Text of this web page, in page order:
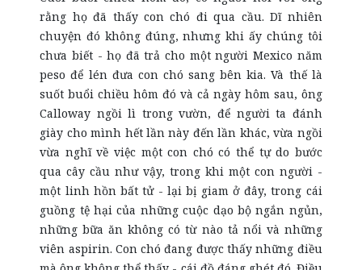
rằng họ đã thấy con chó đi qua cầu. Dĩ nhiên
chuyện đó không đúng, nhưng khi ấy chúng tôi
chưa biết - họ đã trả cho một người Mexico năm
peso để lén đưa con chó sang bên kia. Và thế là
suốt buổi chiều hôm đó và cả ngày hôm sau, ông
Calloway ngồi lì trong vườn, để người ta đánh
giày cho mình hết lần này đến lần khác, vừa ngồi
vừa nghĩ về việc một con chó có thể tự do bước
qua cây cầu như vậy, trong khi một con người -
một linh hồn bất tử - lại bị giam ở đây, trong cái
guồng tệ hại của những cuộc dạo bộ ngắn ngủn,
những bữa ăn không có từ nào tả nổi và những
viên aspirin. Con chó đang được thấy những điều